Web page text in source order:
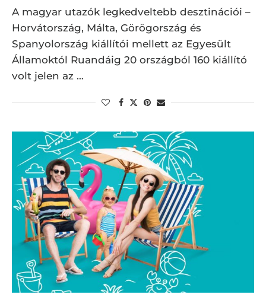
A magyar utazók legkedveltebb desztinációi –
Horvátország, Málta, Görögország és
Spanyolország kiállítói mellett az Egyesült
Államoktól Ruandáig 20 országból 160 kiállító
volt jelen az …